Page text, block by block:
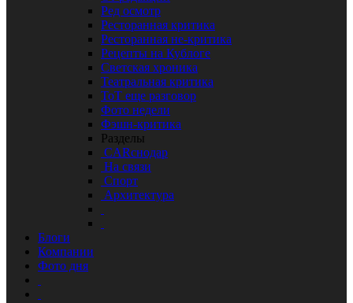
Ред осмотр
Ресторанная критика
Ресторанная не-критика
Рецепты на Кублоге
Светская хроника
Театральная критика
ТоТ еще разговор
Фото недели
Фэшн-критика
Разделы
CARснодар
На связи
Спорт
Архитектура
Блоги
Компании
Фото дня